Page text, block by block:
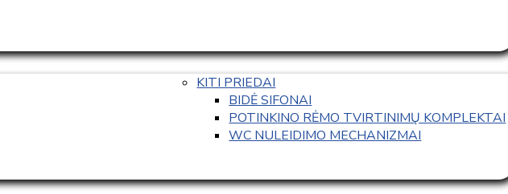
KITI PRIEDAI
BIDĖ SIFONAI
POTINKINO RĖMO TVIRTINIMŲ KOMPLEKTAI
WC NULEIDIMO MECHANIZMAI